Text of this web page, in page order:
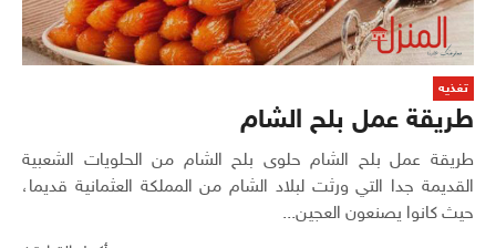
تغذيه
طريقة عمل بلح الشام
طريقة عمل بلح الشام حلوى بلح الشام من الحلويات الشعبية
القديمة جدا التي ورثت لبلاد الشام من المملكة العثمانية قديما،
حيث كانوا يصنعون العجين...